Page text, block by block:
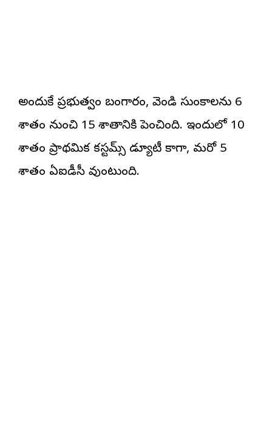
అందుకే ప్రభుత్వం బంగారం, వెండి సుంకాలను 6
శాతం నుంచి 15 శాతానికి పెంచింది. ఇందులో 10
శాతం ప్రాథమిక కస్టమ్స్ డ్యూటీ కాగా, మరో 5
శాతం ఏఐడీసీ వుంటుంది.